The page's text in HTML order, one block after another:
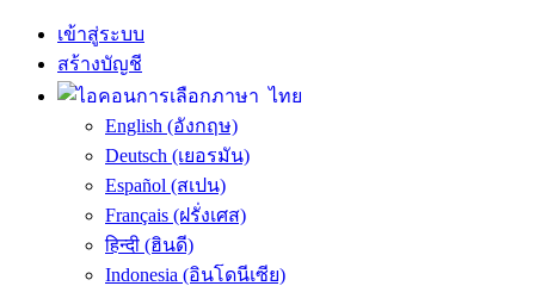
เข้าสู่ระบบ
สร้างบัญชี
ไทย
English (อังกฤษ)
Deutsch (เยอรมัน)
Español (สเปน)
Français (ฝรั่งเศส)
हिन्दी (ฮินดี)
Indonesia (อินโดนีเซีย)